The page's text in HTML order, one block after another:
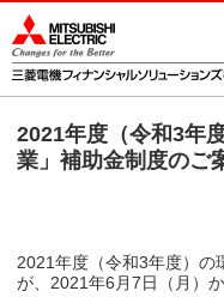
2021年度（令和3年
業」補助金制度のご
2021年度（令和3年度）の
が、2021年6月7日（月）